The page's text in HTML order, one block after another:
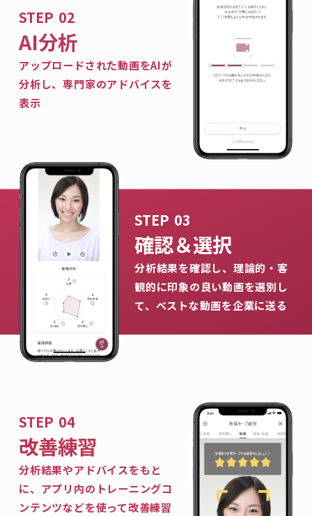
AI分析
アップロードされた動画をAIが
分析し、専門家のアドバイスを
表示
確認＆選択
分析結果を確認し、理論的・客
観的に印象の良い動画を選別し
て、ベストな動画を企業に送る
改善練習
分析結果やアドバイスをもと
に、アプリ内のトレーニングコ
ンテンツなどを使って改善練習